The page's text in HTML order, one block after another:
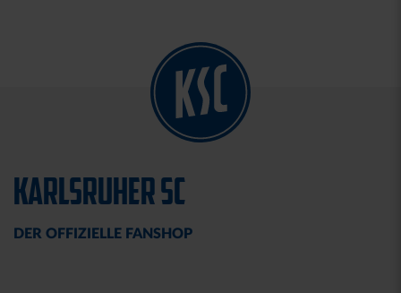
KARLSRUHER SC
DER OFFIZIELLE FANSHOP